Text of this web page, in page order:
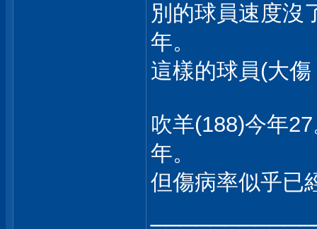
別的球員速度沒
年。
這樣的球員(大
吹羊(188)今年
年。
但傷病率似乎已